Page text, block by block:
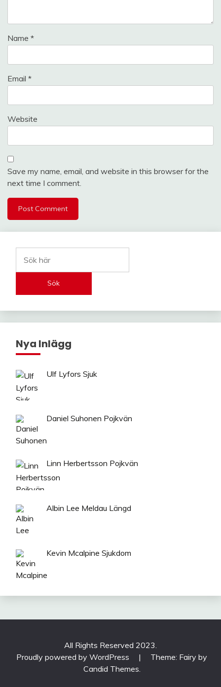
Name *
Email *
Website
Save my name, email, and website in this browser for the
next time I comment.
Sök
Nya Inlägg
Ulf Lyfors Sjuk
Daniel Suhonen Pojkvän
Linn Herbertsson Pojkvän
Albin Lee Meldau Längd
Kevin Mcalpine Sjukdom
All Rights Reserved 2023.
Proudly powered by WordPress
|
Theme: Fairy by
Candid Themes